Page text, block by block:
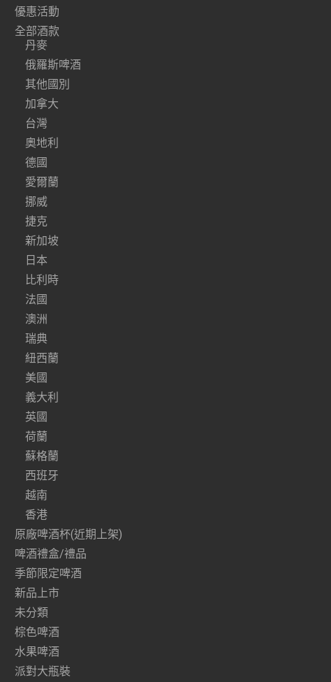
優惠活動
全部酒款
丹麥
俄羅斯啤酒
其他國別
加拿大
台灣
奧地利
德國
愛爾蘭
挪威
捷克
新加坡
日本
比利時
法國
澳洲
瑞典
紐西蘭
美國
義大利
英國
荷蘭
蘇格蘭
西班牙
越南
香港
原廠啤酒杯(近期上架)
啤酒禮盒/禮品
季節限定啤酒
新品上市
未分類
棕色啤酒
水果啤酒
派對大瓶裝